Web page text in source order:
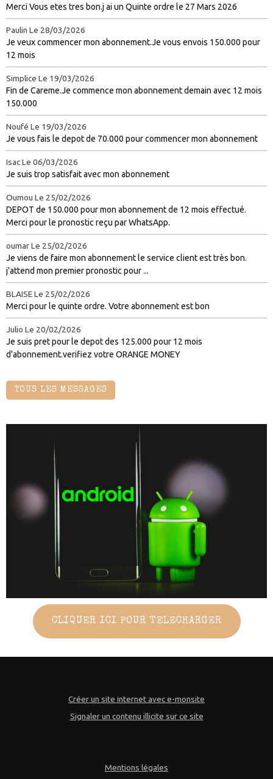
Merci Vous etes tres bon.j ai un Quinte ordre le 27 Mars 2026
Paulin Le 28/03/2026
Je veux commencer mon abonnement.Je vous envois 150.000 pour
12 mois
Simplice Le 19/03/2026
Fin de Careme.Je commence mon abonnement demain avec 12 mois
150.000
Noufé Le 19/03/2026
Je vous fais le depot de 70.000 pour commencer mon abonnement
IsacLe 06/03/2026
Je suis trop satisfait avec mon abonnement
Oumou Le 25/02/2026
DEPOT de 150.000 pour mon abonnement de 12 mois effectué.
Merci pour le pronostic reçu par WhatsApp.
oumarLe 25/02/2026
Je viens de faire mon abonnement le service client est très bon.
j'attend mon premier pronostic pour ...
BLAISELe 25/02/2026
Merci pour le quinte ordre. Votre abonnement est bon
Julio Le 20/02/2026
Je suis pret pour le depot des 125.000 pour 12 mois
d'abonnement.verifiez votre ORANGE MONEY
TOUS LES MESSAGES
CLIQUER ICI POUR TELECHARGER
Créer un site internet avec e-monsite
Signaler un contenu illicite sur ce site
Mentions légales